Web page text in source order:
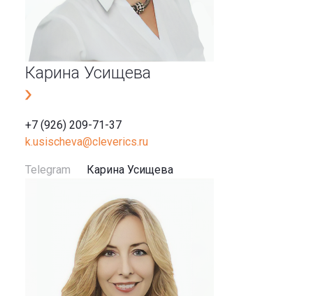
Карина Усищева
+7 (926) 209-71-37
k.usischeva@cleverics.ru
Telegram Карина Усищева